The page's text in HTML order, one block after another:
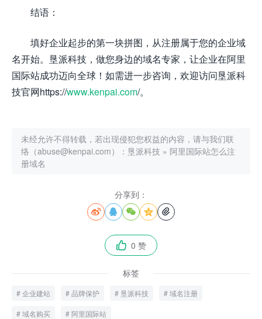
结语：
填好企业起步的第一块拼图，从注册属于您的企业域
名开始。垦派科技，做您身边的域名专家，让企业在阿里
国际站成功迈向全球！如需进一步咨询，欢迎访问垦派科
技官网https://www.kenpai.com/。
未经允许不得转载，若出现侵犯您权益的内容，请与我们联
络（abuse@kenpai.com）： 垦派科技 » 阿里国际站怎么注
册域名
分享到：
    
 0 赞
标签
企业建站 品牌保护 垦派科技 域名注册
域名购买 阿里国际站